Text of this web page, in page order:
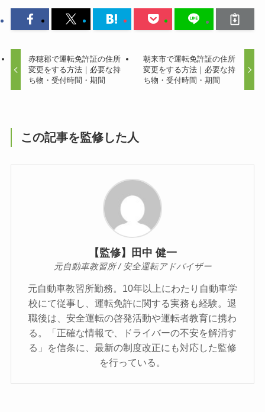
赤穂郡で運転免許証の住所
変更をする方法｜必要な持
ち物・受付時間・期間
朝来市で運転免許証の住所
変更をする方法｜必要な持
ち物・受付時間・期間
この記事を監修した人
【監修】田中 健一
元自動車教習所 / 安全運転アドバイザー
元自動車教習所勤務。10年以上にわたり自動車学
校にて従事し、運転免許に関する実務も経験。退
職後は、安全運転の啓発活動や運転者教育に携わ
る。「正確な情報で、ドライバーの不安を解消す
る」を信条に、最新の制度改正にも対応した監修
を行っている。